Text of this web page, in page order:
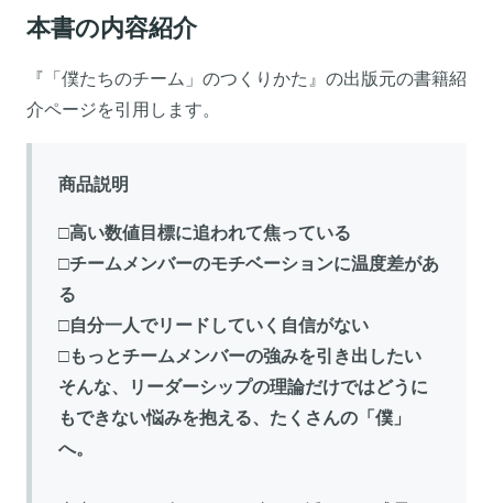
本書の内容紹介
『「僕たちのチーム」のつくりかた』の出版元の書籍紹
介ページを引用します。
商品説明
□高い数値目標に追われて焦っている
□チームメンバーのモチベーションに温度差があ
る
□自分一人でリードしていく自信がない
□もっとチームメンバーの強みを引き出したい
そんな、リーダーシップの理論だけではどうに
もできない悩みを抱える、たくさんの「僕」
へ。